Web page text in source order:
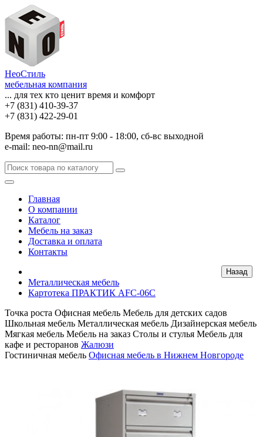
НеоСтиль
мебельная компания
... для тех кто ценит время и комфорт
+7 (831) 410-39-37
+7 (831) 422-29-01
Время работы: пн-пт 9:00 - 18:00, сб-вс выходной
e-mail: neo-nn@mail.ru
Главная
О компании
Каталог
Мебель на заказ
Доставка и оплата
Контакты
Металлическая мебель
Картотека ПРАКТИК AFC-06C
Точка роста Офисная мебель Мебель для детских садов
Школьная мебель Металлическая мебель Дизайнерская мебель
Мягкая мебель Мебель на заказ Столы и стулья Мебель для
кафе и ресторанов Жалюзи
Гостиничная мебель Офисная мебель в Нижнем Новгороде